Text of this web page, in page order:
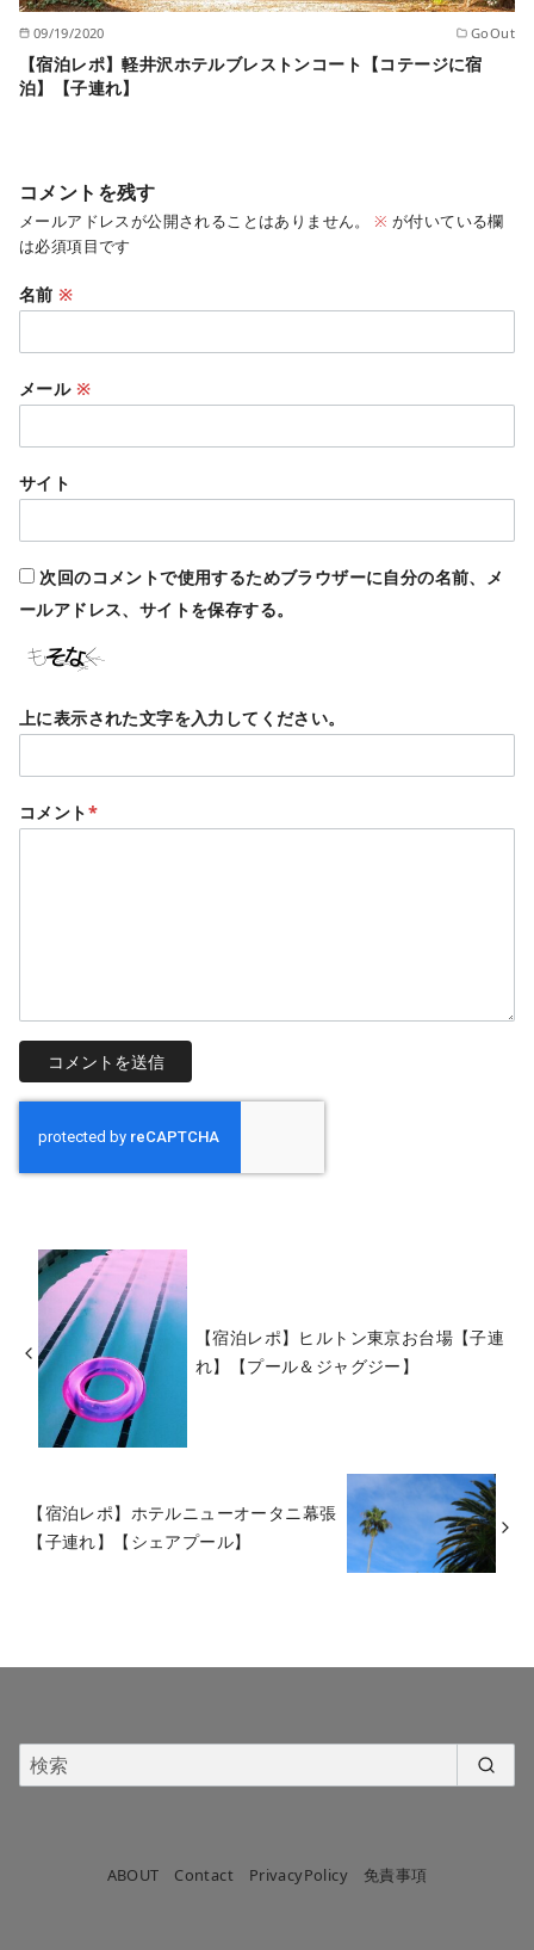
09/19/2020 GoOut
【宿泊レポ】軽井沢ホテルブレストンコート【コテージに宿
泊】【子連れ】
コメントを残す
メールアドレスが公開されることはありません。 ※ が付いている欄
は必須項目です
名前※
メール ※
サイト
次回のコメントで使用するためブラウザーに自分の名前、メ
ールアドレス、サイトを保存する。
上に表示された文字を入力してください。
コメント*
【宿泊レポ】ヒルトン東京お台場【子連
れ】【プール＆ジャグジー】
【宿泊レポ】ホテルニューオータニ幕張
【子連れ】【シェアプール】
ABOUT Contact PrivacyPolicy 免責事項